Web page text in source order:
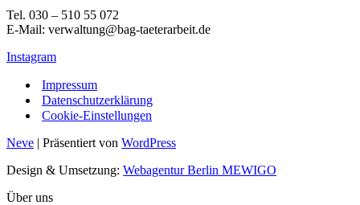
Tel. 030 – 510 55 072
E-Mail: verwaltung@bag-taeterarbeit.de
Instagram
Impressum
Datenschutzerklärung
Cookie-Einstellungen
Neve | Präsentiert von WordPress
Design & Umsetzung: Webagentur Berlin MEWIGO
Über uns